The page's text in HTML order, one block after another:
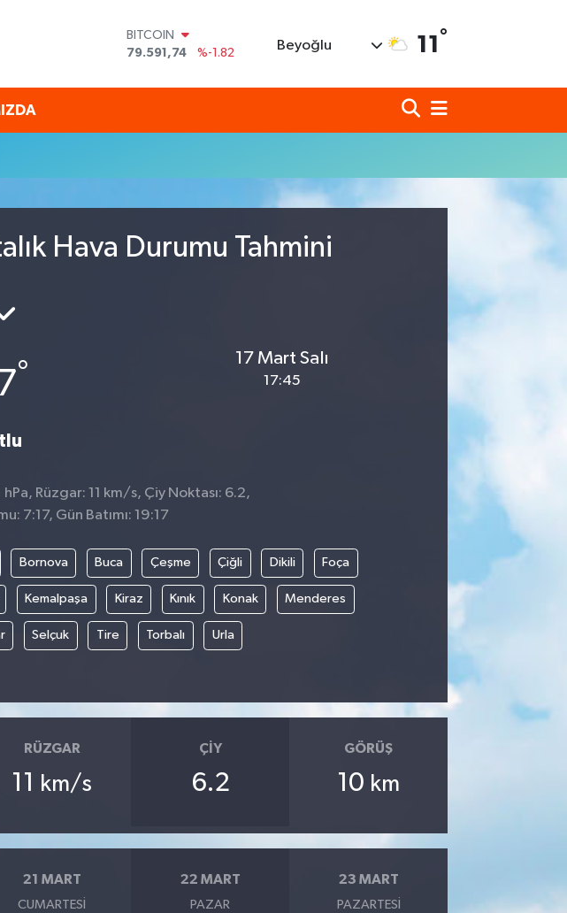
BITCOIN
79.591,74
%-1.82
45,43620
%0.02
BİST100
Beyoğlu 11 °
Hava Durumu Tahmini
°
17 Mart Salı
17:45
hPa, Rüzgar: 11 km/s, Çiy Noktası: 6.2,
7:17, Gün Batımı: 19:17
Bornova Buca Çeşme Çiğli Dikili Foça
Kemalpaşa Kiraz Kınık Konak Menderes
Selçuk Tire Torbalı Urla
RÜZGAR
11 km/s
ÇIY
6.2
GÖRÜŞ
10 km
21 MART
CUMARTESI
22 MART
PAZAR
23 MART
PAZARTESI